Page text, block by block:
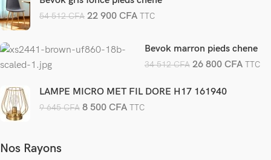
54 512CFA 22 900CFA TTC
Bevok marron pieds chene
34 512CFA 26 800 CFA TTC
LAMPE MICRO MET FIL DORE H17 161940
9 645CFA 8 500CFA TTC
Nos Rayons